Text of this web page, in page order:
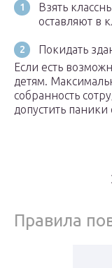
Взять
оставляют в
Покидать
Если есть
детям.
собранность
допустить
Правила